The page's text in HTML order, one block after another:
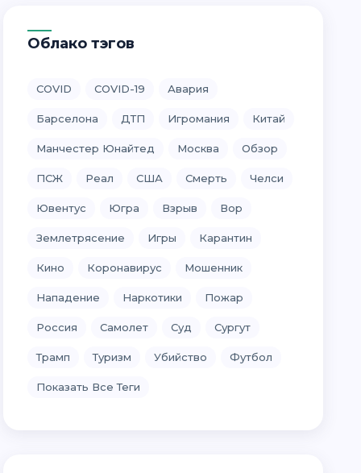
Облако тэгов
COVID COVID-19 Авария
Барселона ДТП Игромания Китай
Манчестер Юнайтед Москва Обзор
ПСЖ Реал США Смерть Челси
Ювентус Югра Взрыв Вор
Землетрясение Игры Карантин
Кино Коронавирус Мошенник
Нападение Наркотики Пожар
Россия Самолет Суд Сургут
Трамп Туризм Убийство Футбол
Показать Все Теги